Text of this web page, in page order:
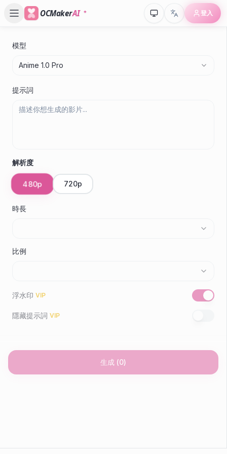
OCMakerAI 登入
模型
Anime 1.0 Pro
提示詞
解析度
480p 720p
時長
比例
浮水印 VIP
隱藏提示詞 VIP
生成 (0)